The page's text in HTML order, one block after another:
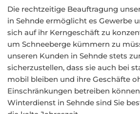
Die rechtzeitige Beauftragung
in Sehnde ermöglicht es Gewerbe
sich auf ihr Kerngeschäft zu
um Schneeberge kümmern zu
unseren Kunden in Sehnde stets
sicherzustellen, dass sie auch bei
mobil bleiben und ihre Geschäfte
Einschränkungen betreiben
Winterdienst in Sehnde sind Sie